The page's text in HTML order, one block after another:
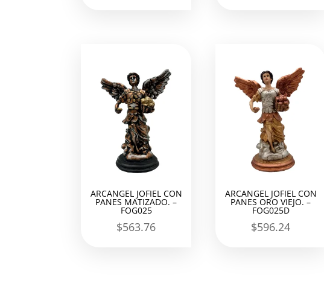
ARCANGEL JOFIEL CON
PANES MATIZADO. –
FOG025
$563.76
ARCANGEL JOFIEL CON
PANES ORO VIEJO. –
FOG025D
$596.24